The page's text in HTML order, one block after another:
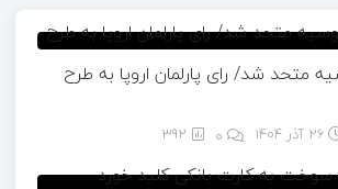
متحد شد/ رای پارلمان اروپا به طرح
26 آذر 1404 392